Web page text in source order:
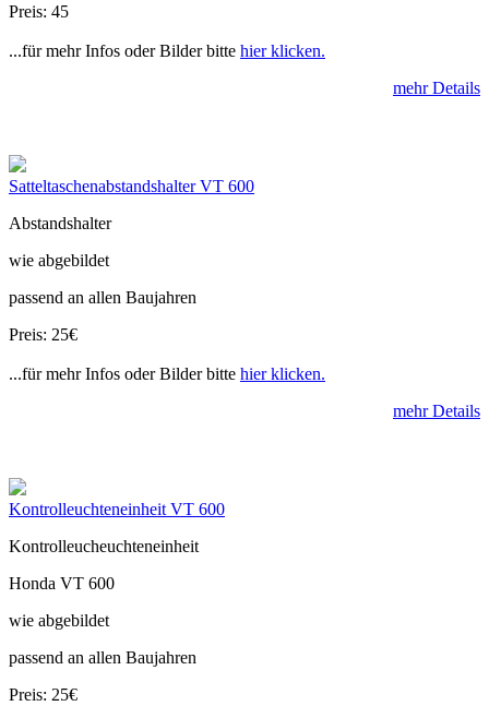
Preis: 45
...für mehr Infos oder Bilder bitte hier klicken.
mehr Details
Satteltaschenabstandshalter VT 600
Abstandshalter
wie abgebildet
passend an allen Baujahren
Preis: 25€
...für mehr Infos oder Bilder bitte hier klicken.
mehr Details
Kontrolleuchteneinheit VT 600
Kontrolleucheuchteneinheit
Honda VT 600
wie abgebildet
passend an allen Baujahren
Preis: 25€